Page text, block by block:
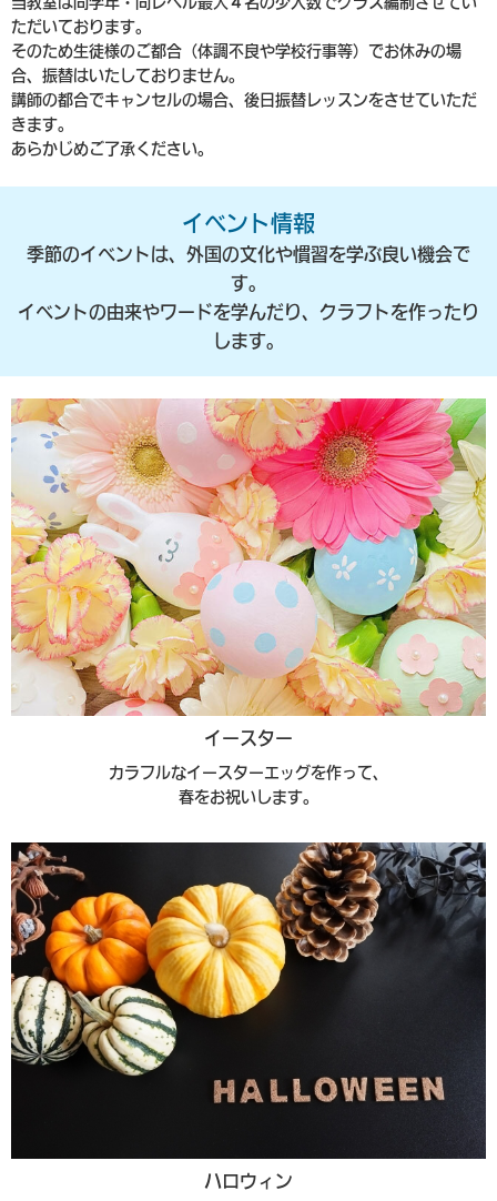
ただいております。
そのため生徒様のご都合（体調不良や学校行事等）でお休みの場
合、振替はいたしておりません。
講師の都合でキャンセルの場合、後日振替レッスンをさせていただ
きます。
あらかじめご了承ください。
イベント情報
季節のイベントは、外国の文化や慣習を学ぶ良い機会で
す。
イベントの由来やワードを学んだり、クラフトを作ったり
します。
イースター
カラフルなイースターエッグを作って、
春をお祝いします。
ハロウィン